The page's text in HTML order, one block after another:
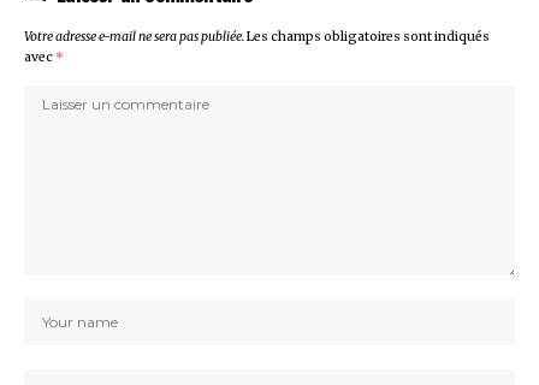
Votre adresse e-mail ne sera pas publiée.Les champs obligatoires sont indiqués
avec *